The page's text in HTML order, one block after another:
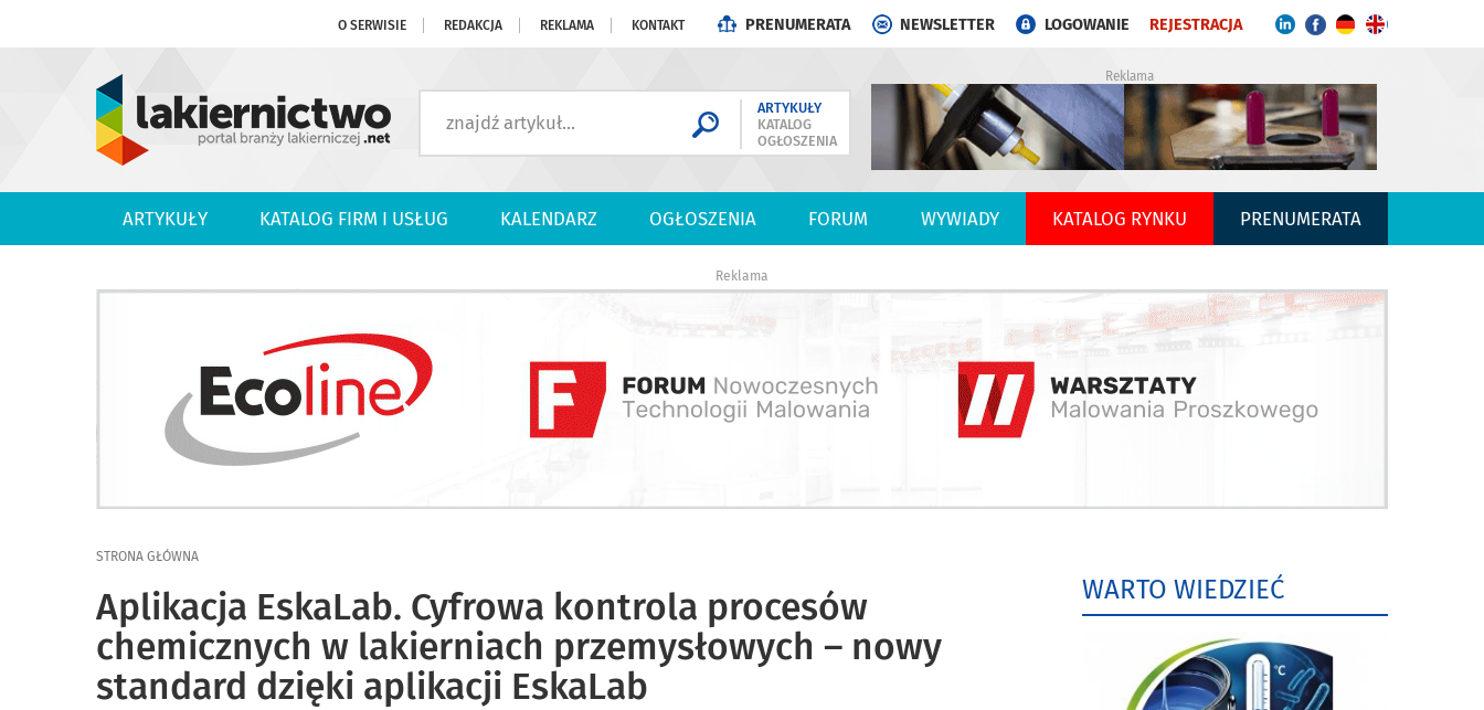
O SERWISIE REDAKCJA REKLAMA KONTAKT PRENUMERATA NEWSLETTER LOGOWANIE REJESTRACJA
ARTYKUŁY
KATALOG
OGŁOSZENIA
Reklama
ARTYKUŁY KATALOG FIRM I USŁUG KALENDARZ OGŁOSZENIA FORUM WYWIADY KATALOG RYNKU PRENUMERATA
Reklama
STRONA GŁÓWNA
Aplikacja EskaLab. Cyfrowa kontrola procesów
chemicznych w lakierniach przemysłowych – nowy
standard dzięki aplikacji EskaLab
WARTO WIEDZIEĆ